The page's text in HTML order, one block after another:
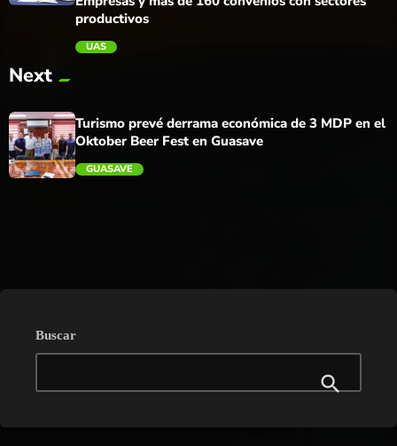
productivos
UAS
Next
Turismo prevé derrama económica de 3 MDP en el
Oktober Beer Fest en Guasave
GUASAVE
Buscar